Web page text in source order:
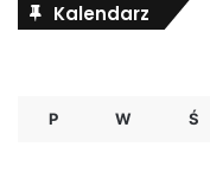
Kalendarz
P W Ś